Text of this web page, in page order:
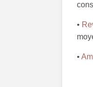
•
•